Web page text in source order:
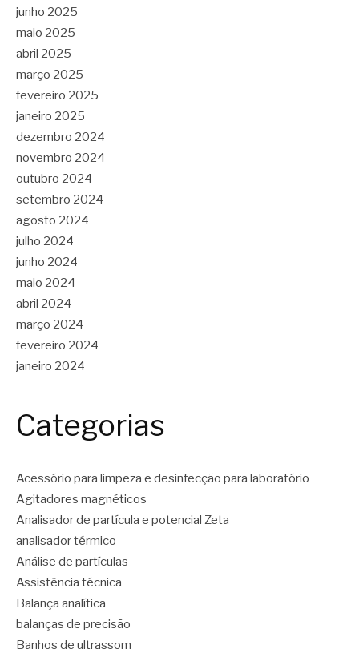
junho 2025
maio 2025
abril 2025
março 2025
fevereiro 2025
janeiro 2025
dezembro 2024
novembro 2024
outubro 2024
setembro 2024
agosto 2024
julho 2024
junho 2024
maio 2024
abril 2024
março 2024
fevereiro 2024
janeiro 2024
Categorias
Acessório para limpeza e desinfecção para laboratório
Agitadores magnéticos
Analisador de partícula e potencial Zeta
analisador térmico
Análise de partículas
Assistência técnica
Balança analítica
balanças de precisão
Banhos de ultrassom